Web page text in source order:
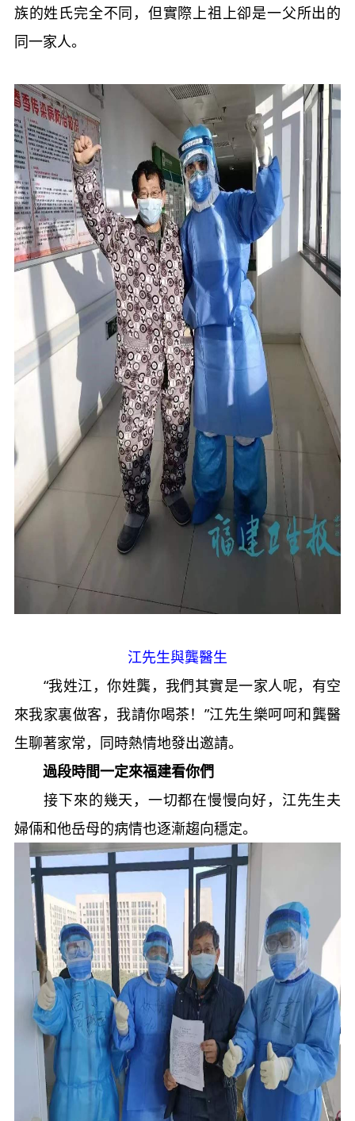
族的姓氏完全不同，但實際上祖上卻是一父所出的
同一家人。
江先生與龔醫生
“我姓江，你姓龔，我們其實是一家人呢，有空
來我家裏做客，我請你喝茶！”江先生樂呵呵和龔醫
生聊著家常，同時熱情地發出邀請。
過段時間一定來福建看你們
接下來的幾天，一切都在慢慢向好，江先生夫
婦倆和他岳母的病情也逐漸趨向穩定。